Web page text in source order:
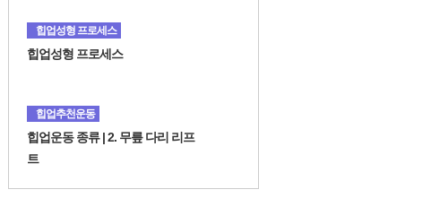
니다.
힙업성형 프로세스
힙업성형 프로세스
힙업추천운동
힙업운동 종류 | 2. 무릎 다리 리프
트